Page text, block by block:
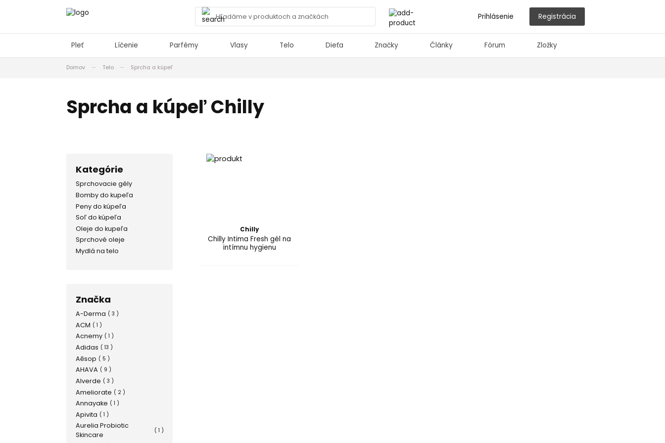
Prihlásenie Registrácia
Pleť Líčenie Parfémy Vlasy Telo Dieťa Značky Články Fórum Zložky
Domov Telo Sprcha a kúpeľ
Sprcha a kúpeľ Chilly
Kategórie
Sprchovacie gély
Bomby do kupeľa
Peny do kúpeľa
Soľ do kúpeľa
Oleje do kupeľa
Sprchové oleje
Mydlá na telo
Značka
A-Derma ( 3 )
ACM ( 1 )
Acnemy ( 1 )
Adidas ( 13 )
Aēsop ( 5 )
AHAVA ( 9 )
Alverde ( 3 )
Ameliorate ( 2 )
Annayake ( 1 )
Apivita ( 1 )
Aurelia Probiotic
Skincare
( 1 )
Chilly
Chilly Intima Fresh gél na
intímnu hygienu